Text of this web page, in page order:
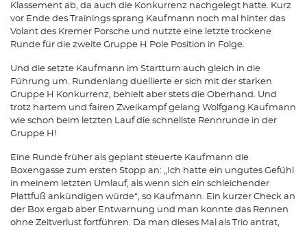
Klassement ab, da auch die Konkurrenz nachgelegt hatte. Kurz
vor Ende des Trainings sprang Kaufmann noch mal hinter das
Volant des Kremer Porsche und nutzte eine letzte trockene
Runde für die zweite Gruppe H Pole Position in Folge.
Und die setzte Kaufmann im Startturn auch gleich in die
Führung um. Rundenlang duellierte er sich mit der starken
Gruppe H Konkurrenz, behielt aber stets die Oberhand. Und
trotz hartem und fairen Zweikampf gelang Wolfgang Kaufmann
wie schon beim letzten Lauf die schnellste Rennrunde in der
Gruppe H!
Eine Runde früher als geplant steuerte Kaufmann die
Boxengasse zum ersten Stopp an: „Ich hatte ein ungutes Gefühl
in meinem letzten Umlauf, als wenn sich ein schleichender
Plattfuß ankündigen würde“, so Kaufmann. Ein kurzer Check an
der Box ergab aber Entwarnung und man konnte das Rennen
ohne Zeitverlust fortführen. Da man dieses Mal als Trio antrat,